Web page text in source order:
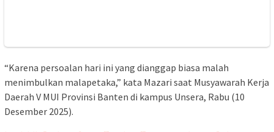
“Karena persoalan hari ini yang dianggap biasa malah
menimbulkan malapetaka,” kata Mazari saat Musyawarah Kerja
Daerah V MUI Provinsi Banten di kampus Unsera, Rabu (10
Desember 2025).